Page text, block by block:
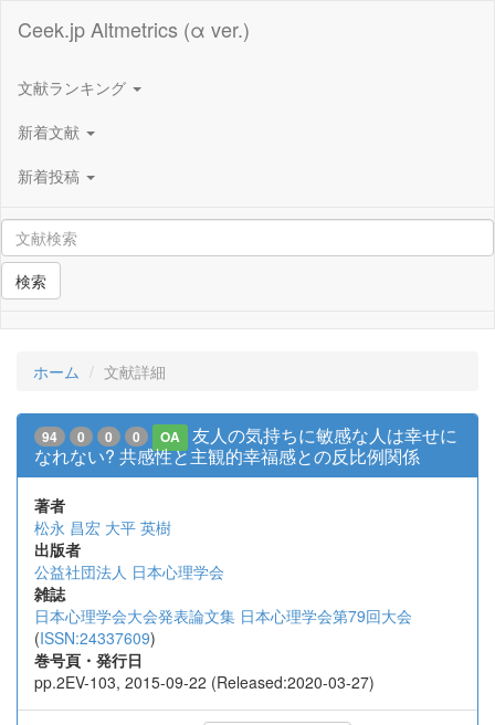
Ceek.jp Altmetrics (α ver.)
文献ランキング
新着文献
新着投稿
検索
ホーム 文献詳細
94 0 0 0 OA
友人の気持ちに敏感な人は幸せに
なれない? 共感性と主観的幸福感との反比例関係
著者
松永 昌宏 大平 英樹
出版者
公益社団法人 日本心理学会
雑誌
日本心理学会大会発表論文集 日本心理学会第79回大会
(ISSN:24337609)
巻号頁・発行日
pp.2EV-103, 2015-09-22 (Released:2020-03-27)